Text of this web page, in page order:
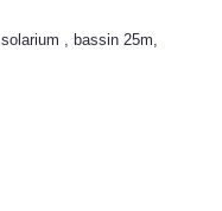
solarium , bassin 25m,